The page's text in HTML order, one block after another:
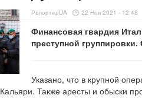
РепортерUA 22 Ноя 2021 - 12:48
Финансовая гвардия
преступной
Указано, что в крупной
Также аресты и обыски